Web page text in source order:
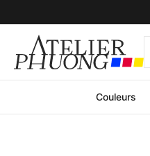
Couleurs